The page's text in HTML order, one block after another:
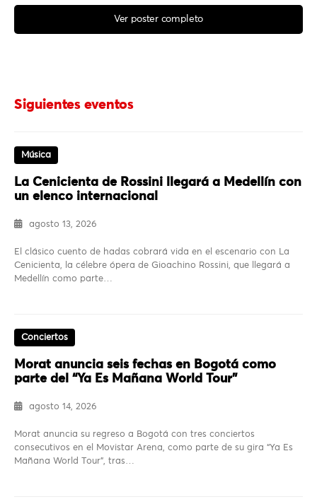
Ver poster completo
Siguientes eventos
Música
La Cenicienta de Rossini llegará a Medellín con
un elenco internacional
agosto 13, 2026
El clásico cuento de hadas cobrará vida en el escenario con La
Cenicienta, la célebre ópera de Gioachino Rossini, que llegará a
Medellín como parte…
Conciertos
Morat anuncia seis fechas en Bogotá como
parte del “Ya Es Mañana World Tour”
agosto 14, 2026
Morat anuncia su regreso a Bogotá con tres conciertos
consecutivos en el Movistar Arena, como parte de su gira “Ya Es
Mañana World Tour”, tras…